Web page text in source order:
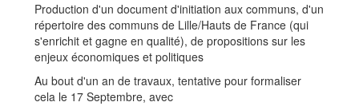
Production d'un document d'initiation aux communs, d'un
répertoire des communs de Lille/Hauts de France (qui
s'enrichit et gagne en qualité), de propositions sur les
enjeux économiques et politiques
Au bout d'un an de travaux, tentative pour formaliser
cela le 17 Septembre, avec